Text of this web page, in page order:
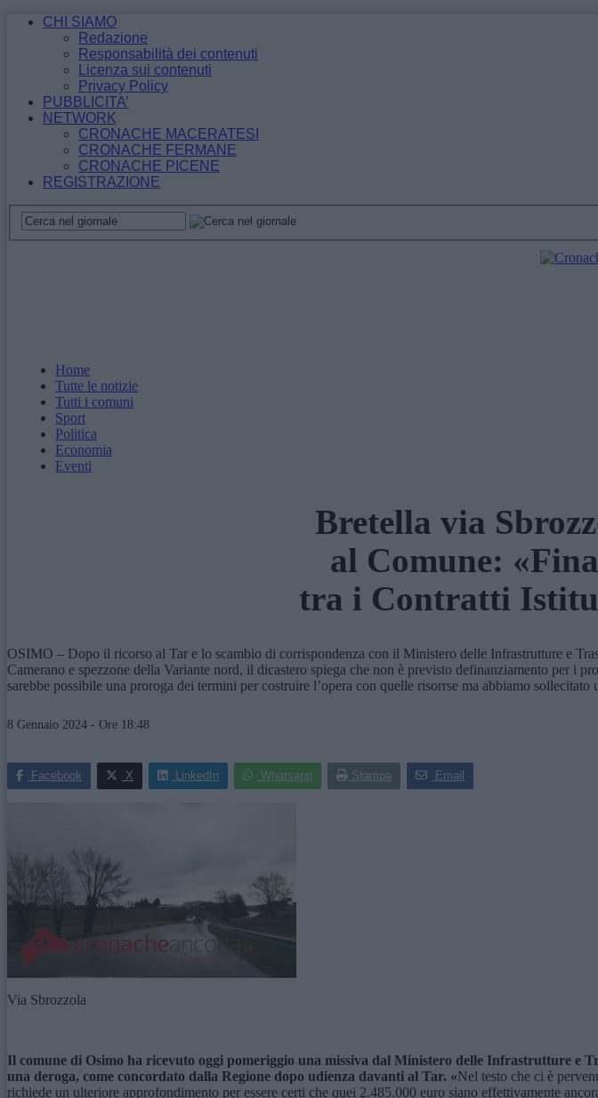
CHI SIAMO
Redazione
Responsabilità dei contenuti
Licenza sui contenuti
Privacy Policy
PUBBLICITA’
NETWORK
CRONACHE MACERATESI
CRONACHE FERMANE
CRONACHE PICENE
REGISTRAZIONE
Home
Tutte le notizie
Tutti i comuni
Sport
Politica
Economia
Eventi
Bretella via
al Comune:
tra i Contratti
OSIMO – Dopo il ricorso al Tar e lo scambio di corrispondenza con il Ministero delle Infrastrutture e
Camerano e spezzone della Variante nord, il dicastero spiega che non è previsto definanziamento per i
sarebbe possibile una proroga dei termini per costruire l’opera con quelle risorrse ma abbiamo
8 Gennaio 2024 - Ore 18:48
Facebook X LinkedIn Whatsapp Stampa Email
Via Sbrozzola
Il comune di Osimo ha ricevuto oggi pomeriggio una missiva dal Ministero delle Infrastrutture e
una deroga, come concordato dalla Regione dopo udienza davanti al Tar. «Nel testo che ci è
richiede un ulteriore approfondimento per essere certi che quei 2.485.000 euro siano effettivamente